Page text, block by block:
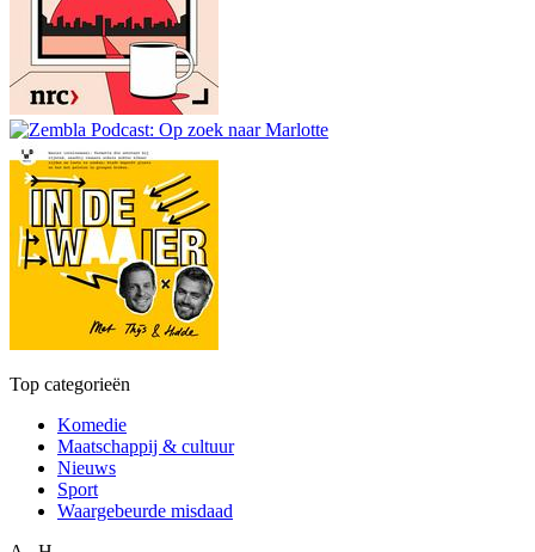
Top categorieën
Komedie
Maatschappij & cultuur
Nieuws
Sport
Waargebeurde misdaad